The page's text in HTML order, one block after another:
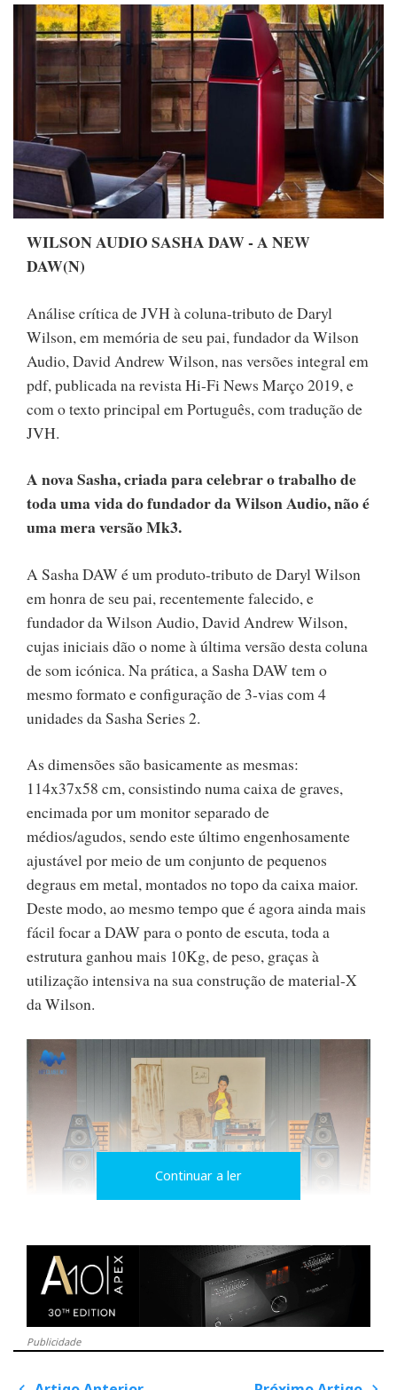
WILSON AUDIO SASHA DAW - A NEW
DAW(N)
Análise crítica de JVH à coluna-tributo de Daryl
Wilson, em memória de seu pai, fundador da Wilson
Audio, David Andrew Wilson, nas versões integral em
pdf, publicada na revista Hi-Fi News Março 2019, e
com o texto principal em Português, com tradução de
JVH.
A nova Sasha, criada para celebrar o trabalho de
toda uma vida do fundador da Wilson Audio, não é
uma mera versão Mk3.
A Sasha DAW é um produto-tributo de Daryl Wilson
em honra de seu pai, recentemente falecido, e
fundador da Wilson Audio, David Andrew Wilson,
cujas iniciais dão o nome à última versão desta coluna
de som icónica. Na prática, a Sasha DAW tem o
mesmo formato e configuração de 3-vias com 4
unidades da Sasha Series 2.
As dimensões são basicamente as mesmas:
114x37x58 cm, consistindo numa caixa de graves,
encimada por um monitor separado de
médios/agudos, sendo este último engenhosamente
ajustável por meio de um conjunto de pequenos
degraus em metal, montados no topo da caixa maior.
Deste modo, ao mesmo tempo que é agora ainda mais
fácil focar a DAW para o ponto de escuta, toda a
estrutura ganhou mais 10Kg, de peso, graças à
utilização intensiva na sua construção de material-X
da Wilson.
O EFEITO CASCATA
Continuar a ler
Publicidade